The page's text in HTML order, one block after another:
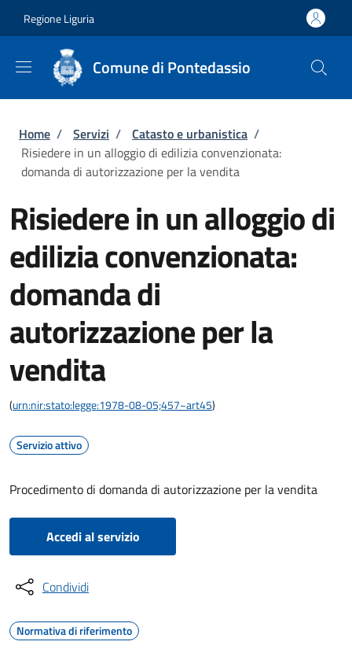
Regione Liguria
Comune di Pontedassio
Briciole di pane
Home / Servizi / Catasto e urbanistica /
Risiedere in un alloggio di edilizia convenzionata:
domanda di autorizzazione per la vendita
Risiedere in un alloggio di
edilizia convenzionata:
domanda di
autorizzazione per la
vendita
(urn:nir:stato:legge:1978-08-05;457~art45)
Servizio attivo
Procedimento di domanda di autorizzazione per la vendita
Accedi al servizio
Condividi
Normativa di riferimento